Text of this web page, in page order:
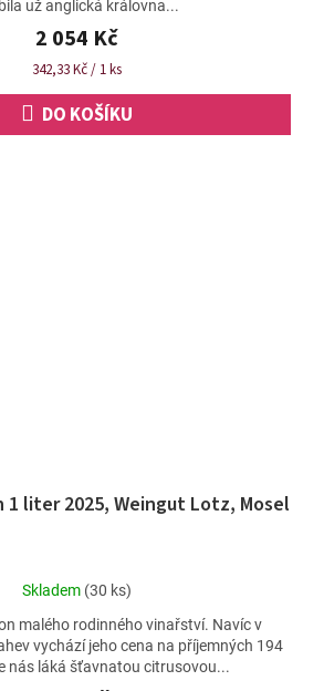
5,0
z
5
hvězdiček.
2 054 Kč
Měrná
342,33 Kč / 1 ks
DO KOŠÍKU
už anglická královna...
liter 2025, Weingut Lotz, Mosel
Průměrné
produktu
je
4,8
Skladem (30 ks)
malého rodinného vinařství. Navíc v
vychází jeho cena na příjemných 194
nás láká šťavnatou citrusovou...